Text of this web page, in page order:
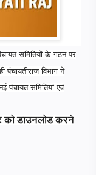
समितियों के गठन पर
विभाग ने
समितियां एवं
को डाउनलोड करने